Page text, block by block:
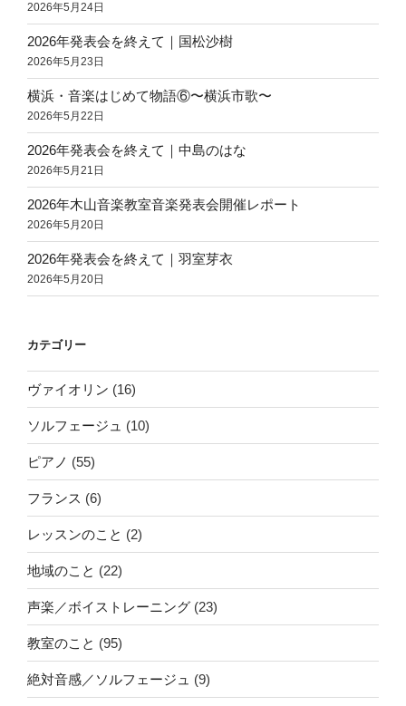
2026年5月24日
2026年発表会を終えて｜国松沙樹
2026年5月23日
横浜・音楽はじめて物語⑥〜横浜市歌〜
2026年5月22日
2026年発表会を終えて｜中島のはな
2026年5月21日
2026年木山音楽教室音楽発表会開催レポート
2026年5月20日
2026年発表会を終えて｜羽室芽衣
2026年5月20日
カテゴリー
ヴァイオリン (16)
ソルフェージュ (10)
ピアノ (55)
フランス (6)
レッスンのこと (2)
地域のこと (22)
声楽／ボイストレーニング (23)
教室のこと (95)
絶対音感／ソルフェージュ (9)